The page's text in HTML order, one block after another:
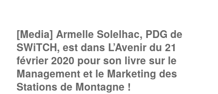
[Media] Armelle Solelhac, PDG de
SWiTCH, est dans L’Avenir du 21
février 2020 pour son livre sur le
Management et le Marketing des
Stations de Montagne !